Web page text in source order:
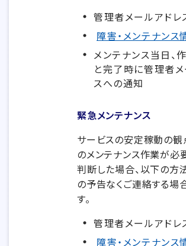
管理者メールアドレ
障害・メンテナンス
メンテナンス当日、
と完了時に管理者
スへの通知
緊急メンテナンス
サービスの安定稼動の
のメンテナンス作業が必
判断した場合、以下の方
の予告なくご連絡する場
す。
管理者メールアドレ
障害・メンテナンス